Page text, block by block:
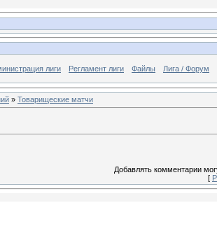
лиги Регламент лиги Файлы Лига / Форум
» Товарищеские матчи
Добавлять комментарии
[